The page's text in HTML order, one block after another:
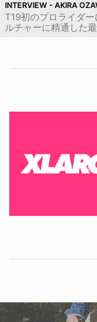
INTERVIEW - AKIRA
T19初のプロライダ
ルチャーに精通した最